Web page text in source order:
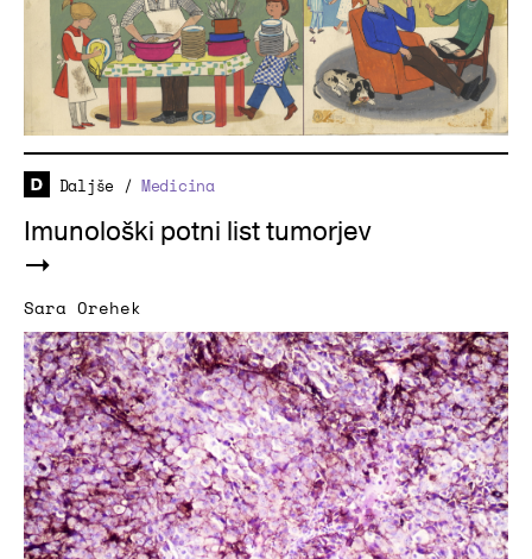
Daljše /Medicina
Imunološki potni list tumorjev
Sara Orehek